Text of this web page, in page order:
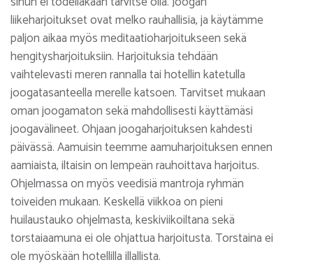
liikeharjoitukset ovat melko rauhallisia, ja käytämme
paljon aikaa myös meditaatioharjoitukseen sekä
hengitysharjoituksiin. Harjoituksia tehdään
vaihtelevasti meren rannalla tai hotellin katetulla
joogatasanteella merelle katsoen. Tarvitset mukaan
oman joogamaton sekä mahdollisesti käyttämäsi
joogavälineet. Ohjaan joogaharjoituksen kahdesti
päivässä. Aamuisin teemme aamuharjoituksen ennen
aamiaista, iltaisin on lempeän rauhoittava harjoitus.
Ohjelmassa on myös veedisiä mantroja ryhmän
toiveiden mukaan. Keskellä viikkoa on pieni
huilaustauko ohjelmasta, keskiviikoiltana sekä
torstaiaamuna ei ole ohjattua harjoitusta. Torstaina ei
ole myöskään hotellilla illallista.